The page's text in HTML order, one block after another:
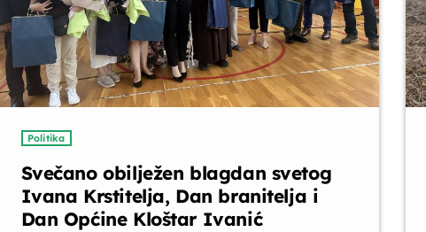
Politika
Svečano obilježen blagdan svetog
Ivana Krstitelja, Dan branitelja i
Dan Općine Kloštar Ivanić